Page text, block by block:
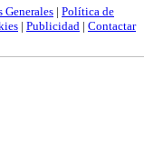
| Política de
| Publicidad | Contactar